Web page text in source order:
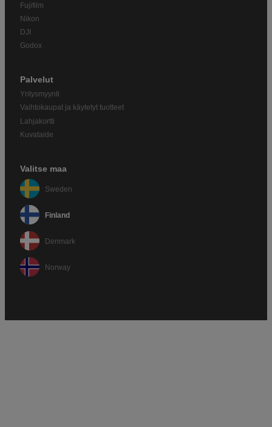
Fujifilm
Nikon
DJI
Godox
Palvelut
Yritysmyynti
Vaihtokaupat ja käytetyt tuotteet
Lahjakortti
Kuvataide
Valitse maa
Sweden
Finland
Denmark
Norway